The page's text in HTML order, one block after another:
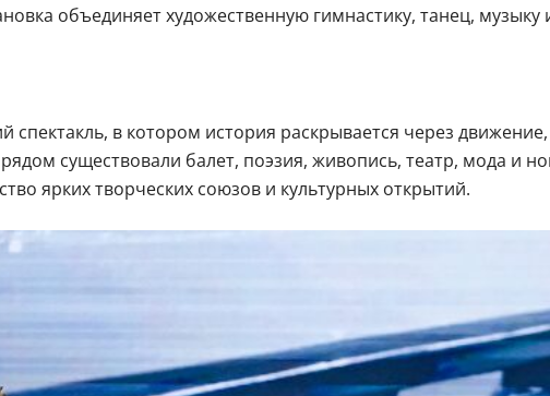
объединяет художественную гимнастику, танец, музыку
спектакль, в котором история раскрывается через
существовали балет, поэзия, живопись, театр, мода и
ярких творческих союзов и культурных открытий.